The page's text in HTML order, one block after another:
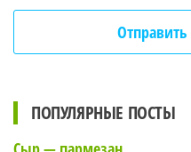
ПОПУЛЯРНЫЕ ПОСТЫ